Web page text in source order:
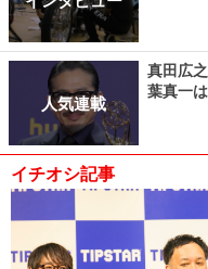
人気連載
真田広
葉真一
イチオシ記事